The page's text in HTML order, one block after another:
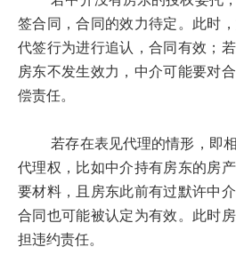
签合同，合同的效力待定。此时
代签行为进行追认，合同有效；
房东不发生效力，中介可能要对
偿责任。
若存在表见代理的情形，即相
代理权，比如中介持有房东的房
要材料，且房东此前有过默许中
合同也可能被认定为有效。此时
担违约责任。